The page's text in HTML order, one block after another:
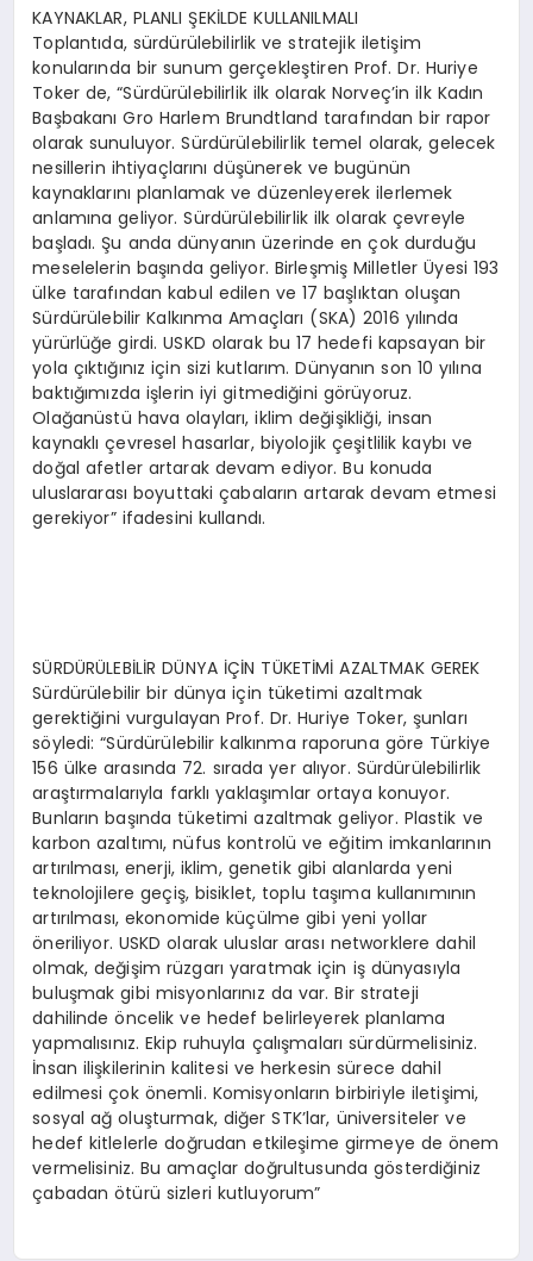
KAYNAKLAR, PLANLI ŞEKİLDE KULLANILMALI
Toplantıda, sürdürülebilirlik ve stratejik iletişim
konularında bir sunum gerçekleştiren Prof. Dr. Huriye
Toker de, “Sürdürülebilirlik ilk olarak Norveç’in ilk Kadın
Başbakanı Gro Harlem Brundtland tarafından bir rapor
olarak sunuluyor. Sürdürülebilirlik temel olarak, gelecek
nesillerin ihtiyaçlarını düşünerek ve bugünün
kaynaklarını planlamak ve düzenleyerek ilerlemek
anlamına geliyor. Sürdürülebilirlik ilk olarak çevreyle
başladı. Şu anda dünyanın üzerinde en çok durduğu
meselelerin başında geliyor. Birleşmiş Milletler Üyesi 193
ülke tarafından kabul edilen ve 17 başlıktan oluşan
Sürdürülebilir Kalkınma Amaçları (SKA) 2016 yılında
yürürlüğe girdi. USKD olarak bu 17 hedefi kapsayan bir
yola çıktığınız için sizi kutlarım. Dünyanın son 10 yılına
baktığımızda işlerin iyi gitmediğini görüyoruz.
Olağanüstü hava olayları, iklim değişikliği, insan
kaynaklı çevresel hasarlar, biyolojik çeşitlilik kaybı ve
doğal afetler artarak devam ediyor. Bu konuda
uluslararası boyuttaki çabaların artarak devam etmesi
gerekiyor” ifadesini kullandı.
SÜRDÜRÜLEBİLİR DÜNYA İÇİN TÜKETİMİ AZALTMAK GEREK
Sürdürülebilir bir dünya için tüketimi azaltmak
gerektiğini vurgulayan Prof. Dr. Huriye Toker, şunları
söyledi: “Sürdürülebilir kalkınma raporuna göre Türkiye
156 ülke arasında 72. sırada yer alıyor. Sürdürülebilirlik
araştırmalarıyla farklı yaklaşımlar ortaya konuyor.
Bunların başında tüketimi azaltmak geliyor. Plastik ve
karbon azaltımı, nüfus kontrolü ve eğitim imkanlarının
artırılması, enerji, iklim, genetik gibi alanlarda yeni
teknolojilere geçiş, bisiklet, toplu taşıma kullanımının
artırılması, ekonomide küçülme gibi yeni yollar
öneriliyor. USKD olarak uluslar arası networklere dahil
olmak, değişim rüzgarı yaratmak için iş dünyasıyla
buluşmak gibi misyonlarınız da var. Bir strateji
dahilinde öncelik ve hedef belirleyerek planlama
yapmalısınız. Ekip ruhuyla çalışmaları sürdürmelisiniz.
İnsan ilişkilerinin kalitesi ve herkesin sürece dahil
edilmesi çok önemli. Komisyonların birbiriyle iletişimi,
sosyal ağ oluşturmak, diğer STK’lar, üniversiteler ve
hedef kitlelerle doğrudan etkileşime girmeye de önem
vermelisiniz. Bu amaçlar doğrultusunda gösterdiğiniz
çabadan ötürü sizleri kutluyorum”